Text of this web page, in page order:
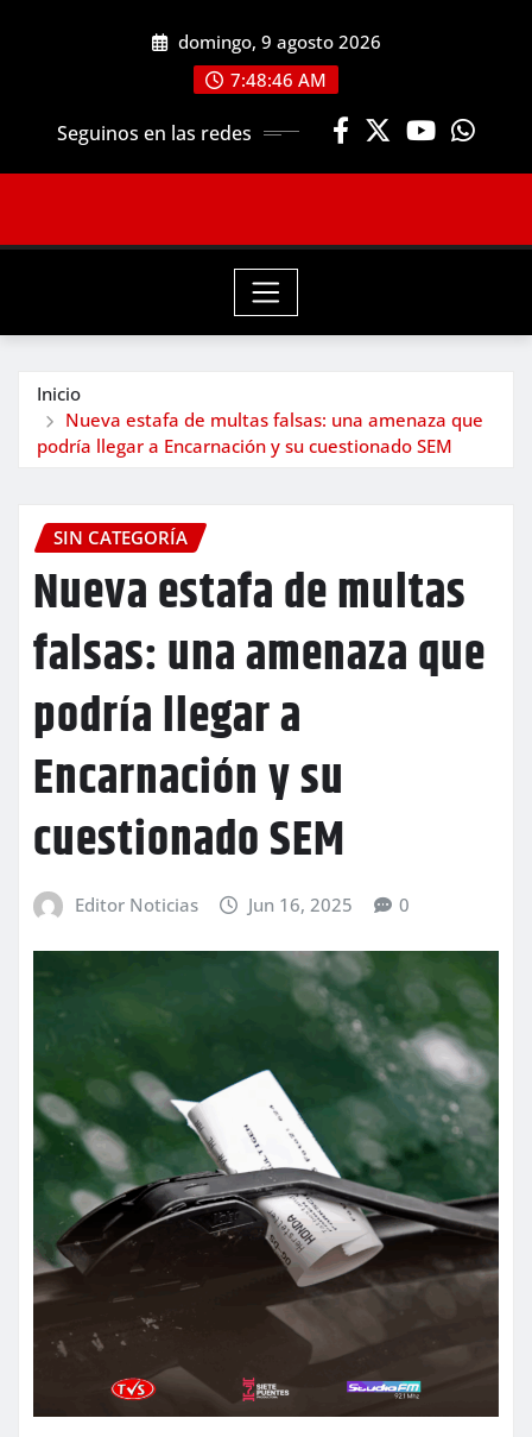
domingo, 9 agosto 2026
7:48:48 AM
Seguinos en las redes
Inicio
Nueva estafa de multas falsas: una amenaza que
podría llegar a Encarnación y su cuestionado SEM
SIN CATEGORÍA
Nueva estafa de multas
falsas: una amenaza que
podría llegar a
Encarnación y su
cuestionado SEM
Editor Noticias Jun 16, 2025 0